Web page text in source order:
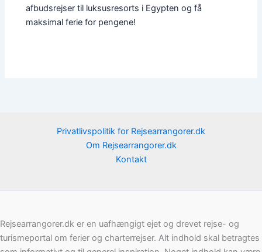
afbudsrejser til luksusresorts i Egypten og få
maksimal ferie for pengene!
Privatlivspolitik for Rejsearrangorer.dk
Om Rejsearrangorer.dk
Kontakt
Rejsearrangorer.dk er en uafhængigt ejet og drevet rejse- og
turismeportal om ferier og charterrejser. Alt indhold skal betragtes